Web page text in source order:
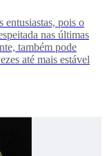
entusiastas, pois o
nas últimas
também pode
até mais estável